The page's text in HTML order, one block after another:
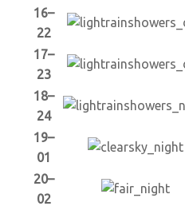
16–
22
17–
23
18–
24
19–
01
20–
02